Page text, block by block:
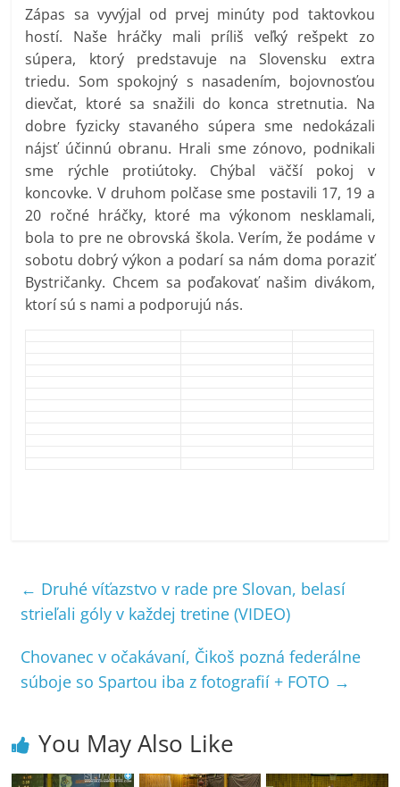
Zápas sa vyvýjal od prvej minúty pod taktovkou
hostí. Naše hráčky mali príliš veľký rešpekt zo
súpera, ktorý predstavuje na Slovensku extra
triedu. Som spokojný s nasadením, bojovnosťou
dievčat, ktoré sa snažili do konca stretnutia. Na
dobre fyzicky stavaného súpera sme nedokázali
nájsť účinnú obranu. Hrali sme zónovo, podnikali
sme rýchle protiútoky. Chýbal väčší pokoj v
koncovke. V druhom polčase sme postavili 17, 19 a
20 ročné hráčky, ktoré ma výkonom nesklamali,
bola to pre ne obrovská škola. Verím, že podáme v
sobotu dobrý výkon a podarí sa nám doma poraziť
Bystričanky. Chcem sa poďakovať našim divákom,
ktorí sú s nami a podporujú nás.
← Druhé víťazstvo v rade pre Slovan, belasí
strieľali góly v každej tretine (VIDEO)
Chovanec v očakávaní, Čikoš pozná federálne
súboje so Spartou iba z fotografií + FOTO →
You May Also Like